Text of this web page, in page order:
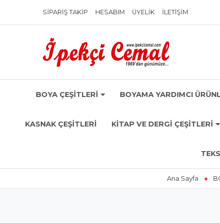
SIPARIŞ TAKIP HESABIM ÜYELIK İLETIŞIM
BOYA ÇEŞİTLERİ BOYAMA YARDIMCI
KASNAK ÇEŞİTLERİ KİTAP VE DERGİ ÇEŞİTLERİ
Ana Sayfa